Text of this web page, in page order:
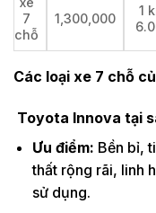
7
chỗ
1,300,000
1
Các loại xe 7 chỗ
Toyota Innova tại
Ưu điểm: Bền bỉ,
thất rộng rãi, linh
sử dụng.